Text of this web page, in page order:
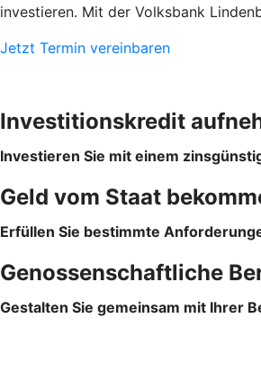
investieren. Mit der Volksbank
Jetzt Termin vereinbaren
Investitionskredit
Investieren Sie mit einem
Geld vom Staat
Erfüllen Sie bestimmte
Genossenschaftliche
Gestalten Sie gemeinsam mit Ihrer